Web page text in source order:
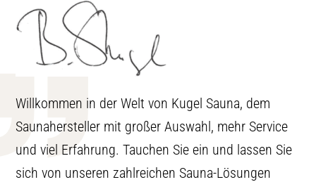
Willkommen in der Welt von Kugel Sauna, dem
Saunahersteller mit großer Auswahl, mehr Service
und viel Erfahrung. Tauchen Sie ein und lassen Sie
sich von unseren zahlreichen Sauna-Lösungen